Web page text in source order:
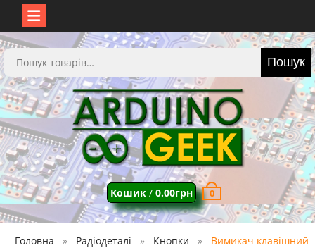
Перейти
до
вмісту
Шукати: Пошук
Кошик/ 0.00грн 0
Головна Радіодеталі Кнопки
Вимикач клавішний